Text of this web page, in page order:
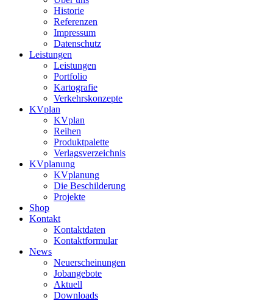
Historie
Referenzen
Impressum
Datenschutz
Leistungen
Leistungen
Portfolio
Kartografie
Verkehrskonzepte
KVplan
KVplan
Reihen
Produktpalette
Verlagsverzeichnis
KVplanung
KVplanung
Die Beschilderung
Projekte
Shop
Kontakt
Kontaktdaten
Kontaktformular
News
Neuerscheinungen
Jobangebote
Aktuell
Downloads